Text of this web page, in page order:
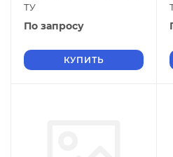
ТУ
По запросу
КУПИТЬ